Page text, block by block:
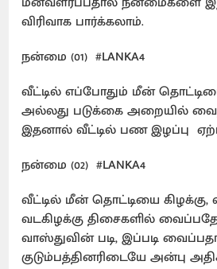
விரிவாக பார்க்கலாம்.
நன்மை (01) #LANKA4
வீட்டில் எப்போதும் மீன்
அல்லது படுக்கை அறையில்
இதனால் வீட்டில் பண இழப்பு
நன்மை (02) #LANKA4
வீட்டில் மீன் தொட்டியை கிழக்கு,
வடகிழக்கு திசைகளில் வைப்பதே
வாஸ்துவின் படி, இப்படி
குடும்பத்தினரிடையே அன்பு